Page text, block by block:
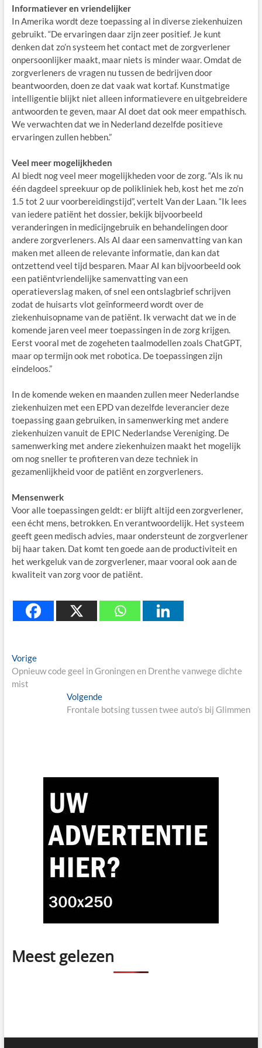
Informatiever en vriendelijker
In Amerika wordt deze toepassing al in diverse ziekenhuizen
gebruikt. “De ervaringen daar zijn zeer positief. Je kunt
denken dat zo’n systeem het contact met de zorgverlener
onpersoonlijker maakt, maar niets is minder waar. Omdat de
zorgverleners de vragen nu tussen de bedrijven door
beantwoorden, doen ze dat vaak wat kortaf. Kunstmatige
intelligentie blijkt niet alleen informatievere en uitgebreidere
antwoorden te geven, maar AI doet dat ook meer empathisch.
We verwachten dat we in Nederland dezelfde positieve
ervaringen zullen hebben.”
Veel meer mogelijkheden
AI biedt nog veel meer mogelijkheden voor de zorg. “Als ik nu
één dagdeel spreekuur op de polikliniek heb, kost het me zo’n
1.5 tot 2 uur voorbereidingstijd”, vertelt Van der Laan. “Ik lees
van iedere patiënt het dossier, bekijk bijvoorbeeld
veranderingen in medicijngebruik en behandelingen door
andere zorgverleners. Als AI daar een samenvatting van kan
maken met alleen de relevante informatie, dan kan dat
ontzettend veel tijd besparen. Maar AI kan bijvoorbeeld ook
een patiëntvriendelijke samenvatting van een
operatieverslag maken, of snel een ontslagbrief schrijven
zodat de huisarts vlot geïnformeerd wordt over de
ziekenhuisopname van de patiënt. Ik verwacht dat we in de
komende jaren veel meer toepassingen in de zorg krijgen.
Eerst vooral met de zogeheten taalmodellen zoals ChatGPT,
maar op termijn ook met robotica. De toepassingen zijn
eindeloos.”
In de komende weken en maanden zullen meer Nederlandse
ziekenhuizen met een EPD van dezelfde leverancier deze
toepassing gaan gebruiken, in samenwerking met andere
ziekenhuizen vanuit de EPIC Nederlandse Vereniging. De
samenwerking met andere ziekenhuizen maakt het mogelijk
om nog sneller te profiteren van deze techniek in
gezamenlijkheid voor de patiënt en zorgverleners.
Mensenwerk
Voor alle toepassingen geldt: er blijft altijd een zorgverlener,
een écht mens, betrokken. En verantwoordelijk. Het systeem
geeft geen medisch advies, maar ondersteunt de zorgverlener
bij haar taken. Dat komt ten goede aan de productiviteit en
het werkgeluk van de zorgverlener, maar vooral ook aan de
kwaliteit van zorg voor de patiënt.
Berichtnavigatie
VorigePrevious
post:
Opnieuw code geel in Groningen en Drenthe vanwege dichte
mist
VolgendeNext
post:
Frontale botsing tussen twee auto’s bij Glimmen
Meest gelezen